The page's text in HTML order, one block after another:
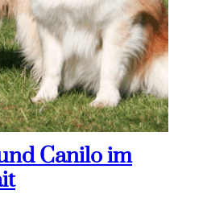
Canilo im